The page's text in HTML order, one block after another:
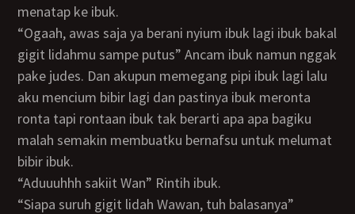
menatap ke ibuk.
“Ogaah, awas saja ya berani nyium ibuk lagi ibuk bakal
gigit lidahmu sampe putus” Ancam ibuk namun nggak
pake judes. Dan akupun memegang pipi ibuk lagi lalu
aku mencium bibir lagi dan pastinya ibuk meronta
ronta tapi rontaan ibuk tak berarti apa apa bagiku
malah semakin membuatku bernafsu untuk melumat
bibir ibuk.
“Aduuuhhh sakiit Wan” Rintih ibuk.
“Siapa suruh gigit lidah Wawan, tuh balasanya”